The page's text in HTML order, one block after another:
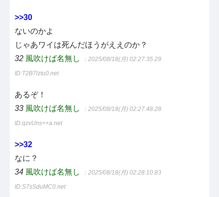
>>30
ないのかよ
じゃあワイは死んだほうがええのか？
32 風吹けば名無し ：2025/08/18(月) 02:27:35.29
ID:T2B7lztu0.net
あるぞ！
33 風吹けば名無し ：2025/08/18(月) 02:27:48.28
ID:qzvUns++a.net
>>32
なに？
34 風吹けば名無し ：2025/08/18(月) 02:28:10.83
ID:S7sSduMC0.net